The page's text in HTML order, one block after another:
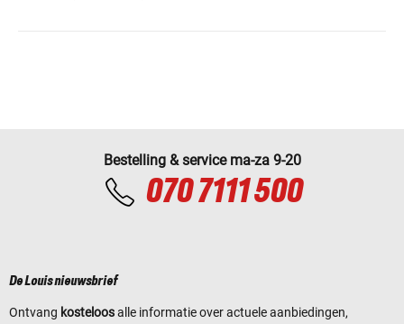
Bestelling & service ma-za 9-20
070 7111 500
De Louis nieuwsbrief
Ontvang kosteloosalle informatie over actuele aanbiedingen,